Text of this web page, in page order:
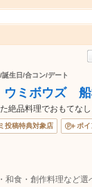
生日/合コン/デート
ミボウズ 船
絶品料理でおもてなし
投稿特典対象店 ポ